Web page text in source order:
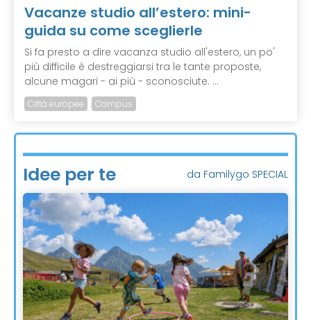
Vacanze studio all’estero: mini-
guida su come sceglierle
Si fa presto a dire vacanza studio all'estero, un po'
più difficile è destreggiarsi tra le tante proposte,
alcune magari - ai più - sconosciute. ...
Città europee Campus
Idee per te da Familygo SPECIAL